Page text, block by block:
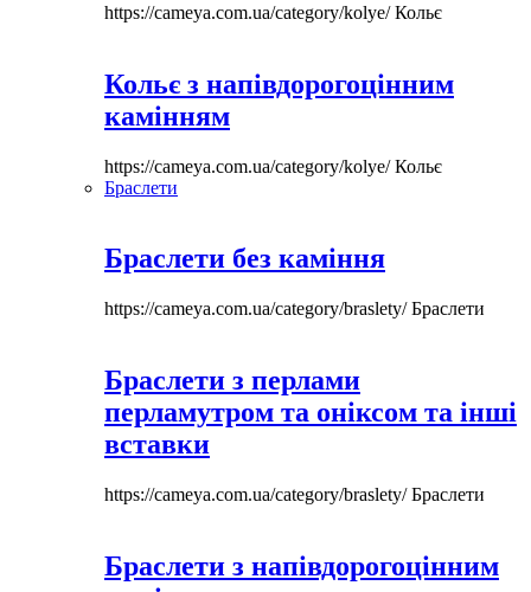
https://cameya.com.ua/category/kolye/Кольє
Кольє з напівдорогоцінним
камінням
https://cameya.com.ua/category/kolye/Кольє
Браслети
Браслети без каміння
https://cameya.com.ua/category/braslety/Браслети
Браслети з перлами
перламутром та оніксом та інші
вставки
https://cameya.com.ua/category/braslety/Браслети
Браслети з напівдорогоцінним